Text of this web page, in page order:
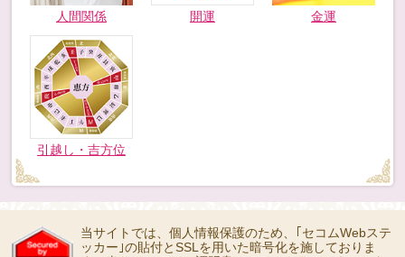
人間関係 開運 金運
引越し・吉方位
当サイトでは、個人情報保護のため、｢セコムWebステ
ッカー｣の貼付とSSLを用いた暗号化を施しておりま